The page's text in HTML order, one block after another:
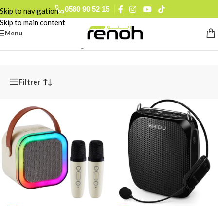
Skip to navigation
Skip to main content
0560 90 52 15
Menu
Filtrer